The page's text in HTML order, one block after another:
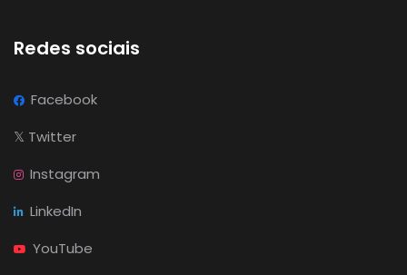
Redes sociais
Facebook
𝕏 Twitter
Instagram
LinkedIn
YouTube